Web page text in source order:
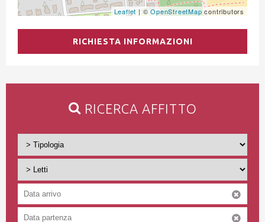
Leaflet| ©OpenStreetMap contributors
RICHIESTA INFORMAZIONI
RICERCA AFFITTO